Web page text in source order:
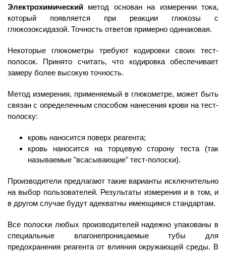
Электрохимический метод основан на измерении тока,
который появляется при реакции глюкозы с
глюкозоксидазой. Точность ответов примерно одинаковая.
Некоторые глюкометры требуют кодировки своих тест-
полосок. Принято считать, что кодировка обеспечивает
замеру более высокую точность.
Метод измерения, применяемый в глюкометре, может быть
связан с определенным способом нанесения крови на тест-
полоску:
кровь наносится поверх реагента;
кровь наносится на торцевую сторону теста (так
называемые "всасывающие" тест-полоски).
Производители предлагают такие варианты исключительно
на выбор пользователей. Результаты измерения и в том, и
в другом случае будут адекватны имеющимся стандартам.
Все полоски любых производителей надежно упакованы в
специальные влагонепроницаемые тубы для
предохранения реагента от влияния окружающей среды. В